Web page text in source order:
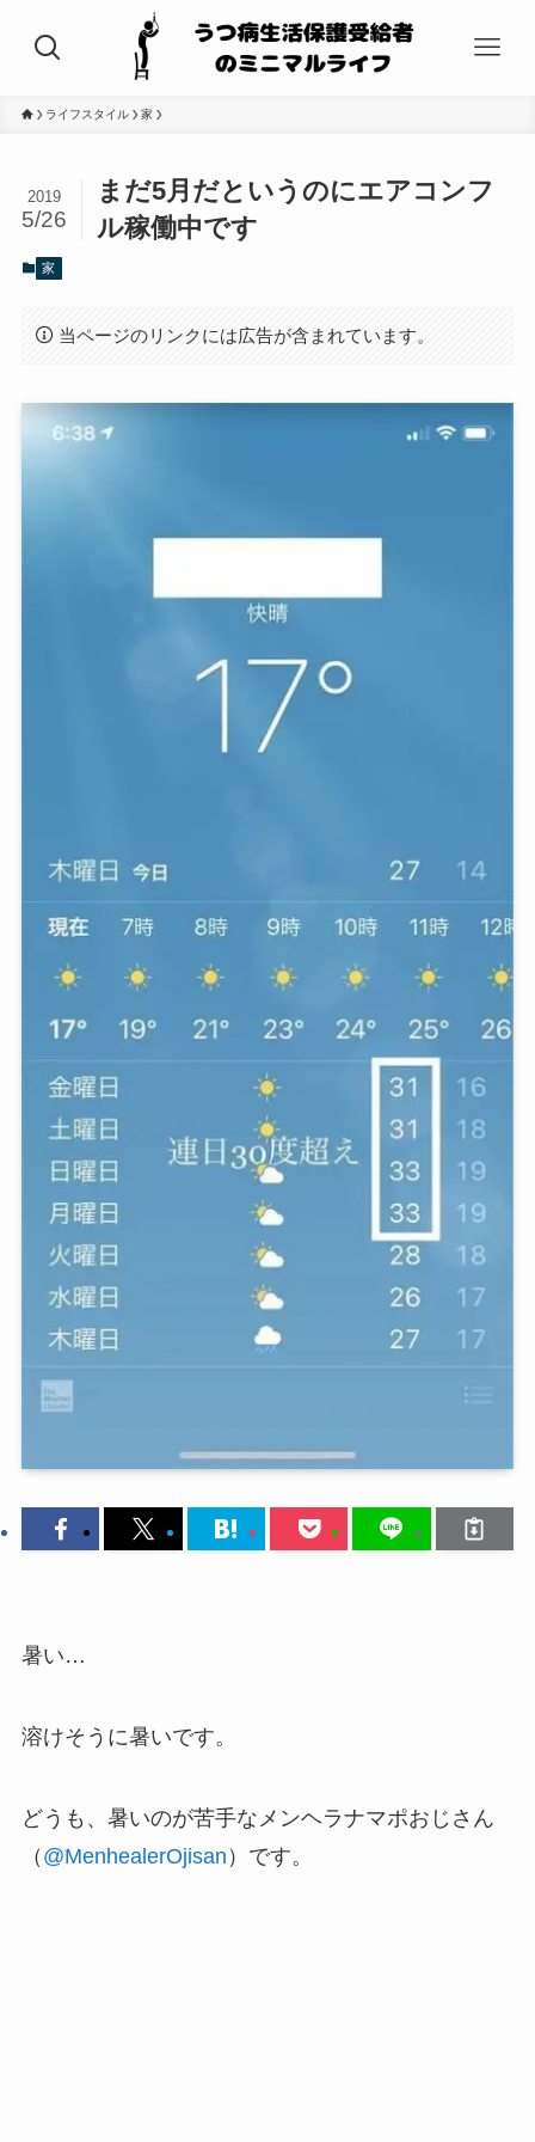
ライフスタイル 家
まだ5月だというのにエアコンフ
ル稼働中です
2019
5/26
家
当ページのリンクには広告が含まれています。
暑い…
溶けそうに暑いです。
どうも、暑いのが苦手なメンヘラナマポおじさん
（ @MenhealerOjisan ）です。